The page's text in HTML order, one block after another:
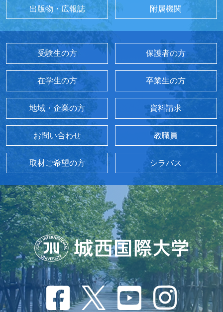
出版物・広報誌 附属機関
受験生の方 保護者の方
在学生の方 卒業生の方
地域・企業の方 資料請求
お問い合わせ 教職員
取材ご希望の方 シラバス